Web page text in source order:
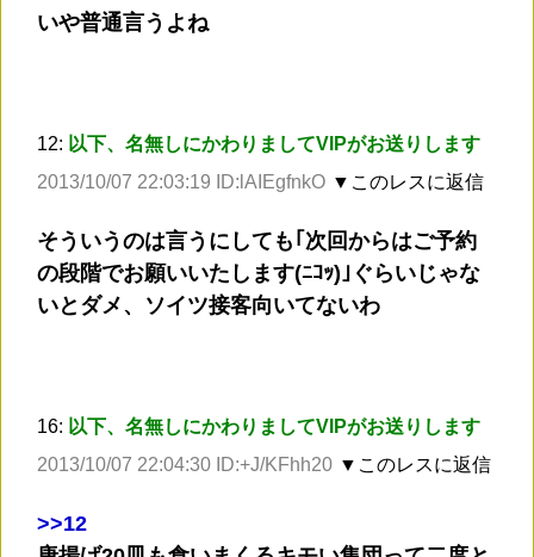
いや普通言うよね
12: 以下、名無しにかわりましてVIPがお送りします
2013/10/07 22:03:19 ID:lAIEgfnkO ▼このレスに返信
そういうのは言うにしても｢次回からはご予約
の段階でお願いいたします(ﾆｺｯ)｣ぐらいじゃな
いとダメ、ソイツ接客向いてないわ
16: 以下、名無しにかわりましてVIPがお送りします
2013/10/07 22:04:30 ID:+J/KFhh20 ▼このレスに返信
>>12